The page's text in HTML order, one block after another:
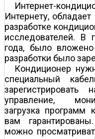
Интернет-
Интернету,
разработке
исследователей. В
года, было
разработки было
Кондиционер
специальный
управление,
загрузка программ
вам
можно